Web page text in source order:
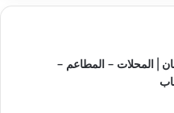
| المحلات – المطاعم –